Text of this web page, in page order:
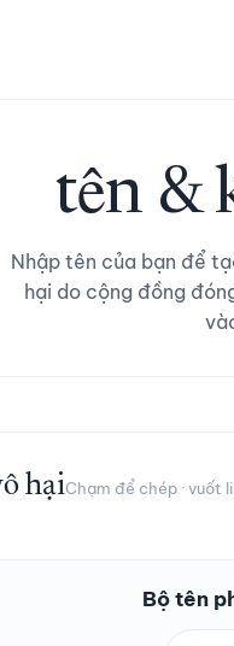
tên &
Nhập tên của bạn để
hại do cộng đồng
hạiChạm để chép · vuốt
Bộ tên